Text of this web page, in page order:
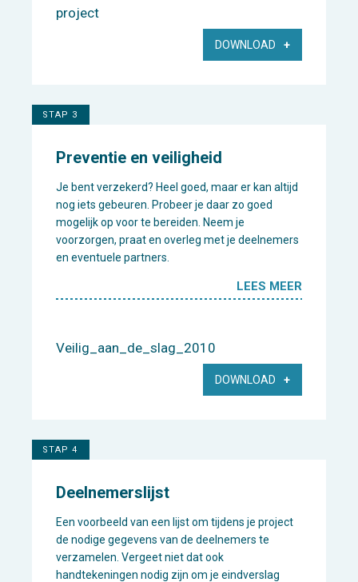
project
DOWNLOAD
STAP 3
Preventie en veiligheid
Je bent verzekerd? Heel goed, maar er kan altijd
nog iets gebeuren. Probeer je daar zo goed
mogelijk op voor te bereiden. Neem je
voorzorgen, praat en overleg met je deelnemers
en eventuele partners.
LEES MEER
Veilig_aan_de_slag_2010
DOWNLOAD
STAP 4
Deelnemerslijst
Een voorbeeld van een lijst om tijdens je project
de nodige gegevens van de deelnemers te
verzamelen. Vergeet niet dat ook
handtekeningen nodig zijn om je eindverslag